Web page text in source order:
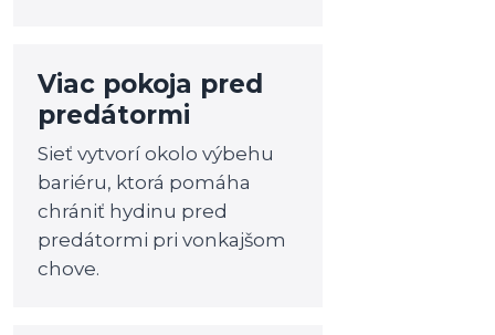
Viac pokoja pred
predátormi
Sieť vytvorí okolo výbehu
bariéru, ktorá pomáha
chrániť hydinu pred
predátormi pri vonkajšom
chove.